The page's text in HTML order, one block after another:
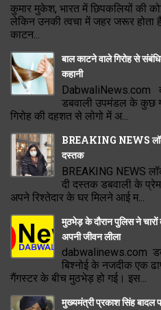
कुमार मुकेश, भारत में छिपकलियों की
लेकिन उनकी त्वचा में जहर जरूर होता
काटन...
बाल काटने वाले गिरोह से
कहानी
DabwaliNews.com
डबवाली उपमंडल के कुछ
गिरोह की दहशत से लोगो में अ...
BREAKING NEWS
दस्तक
BREAKING NEWS
दी दस्तक डबवाली के
अपने रिश्तेदार के घर मिलने आई म...
मुठभेड़ के दौरान पुलिस ने
अपनी जीवन लीला
dabwalinews.com
बिश्नोई के नजदीक एक
गैंगस्टर के बीच मुठभेड़ हो गई। इस...
मुख्यमंत्री प्रकाश सिंह बादल